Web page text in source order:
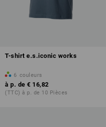
T-shirt e.s.iconic works
6 couleurs
à p. de € 16,82
(TTC) à p. de 10 Pièces